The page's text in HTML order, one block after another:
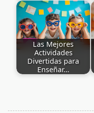
Las Mejores
Actividades
Divertidas para
Enseñar…